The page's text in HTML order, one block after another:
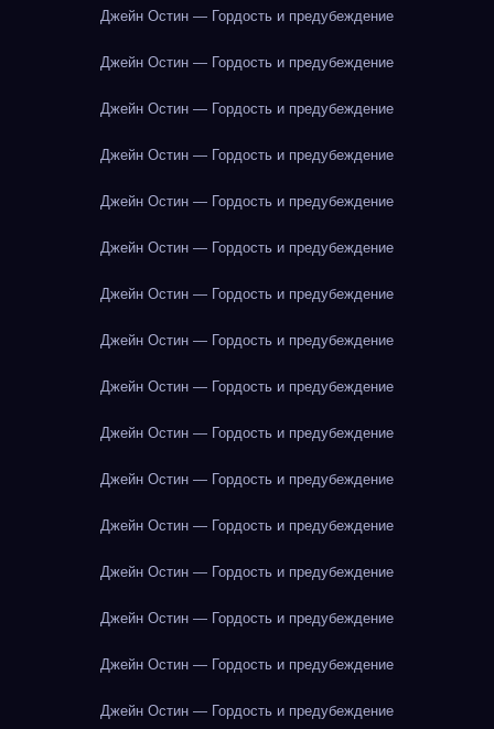
Джейн Остин — Гордость и предубеждение
Джейн Остин — Гордость и предубеждение
Джейн Остин — Гордость и предубеждение
Джейн Остин — Гордость и предубеждение
Джейн Остин — Гордость и предубеждение
Джейн Остин — Гордость и предубеждение
Джейн Остин — Гордость и предубеждение
Джейн Остин — Гордость и предубеждение
Джейн Остин — Гордость и предубеждение
Джейн Остин — Гордость и предубеждение
Джейн Остин — Гордость и предубеждение
Джейн Остин — Гордость и предубеждение
Джейн Остин — Гордость и предубеждение
Джейн Остин — Гордость и предубеждение
Джейн Остин — Гордость и предубеждение
Джейн Остин — Гордость и предубеждение